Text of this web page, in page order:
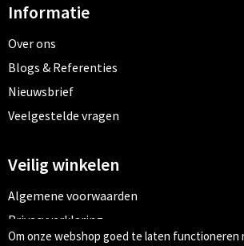
Informatie
Over ons
Blogs & Referenties
Nieuwsbrief
Veelgestelde vragen
Veilig winkelen
Algemene voorwaarden
Privacyverklaring
Om onze webshop goed te laten functioneren